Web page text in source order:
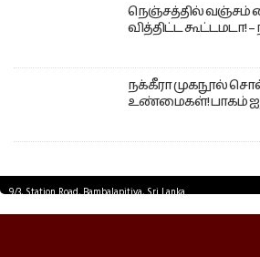
நெஞ்சத்தில் வஞ்சம்
வித்திட்ட கூட்டமடா!
நக்கீரா முகநூல்
உண்மைகள்! பாகம்
9/3, Station Road, Bambalapitiya, Sri Lanka.